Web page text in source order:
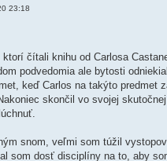
23:18
čítali knihu od Carlosa
podvedomia ale bytosti
keď Carlos na takýto
skončil vo svojej
snom, veľmi som túžil
som dosť disciplíny na to, aby